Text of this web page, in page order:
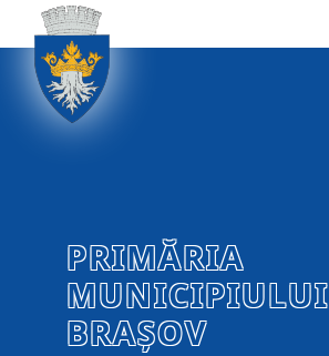
PRIMĂRIA
MUNICIPIULUI
BRAȘOV